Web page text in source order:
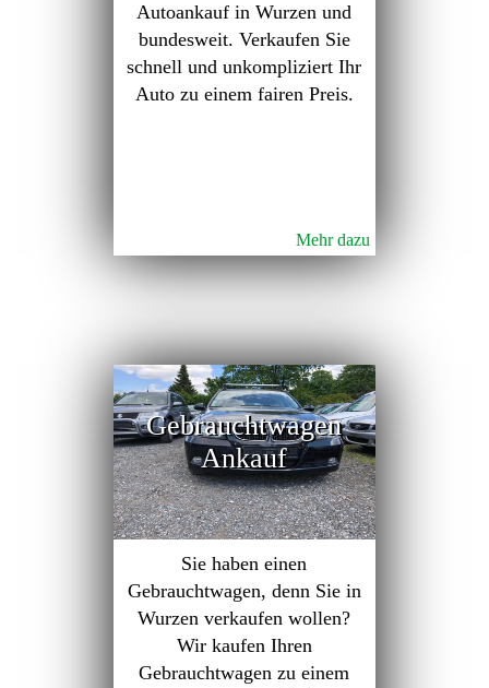
Autoankauf in Wurzen und
bundesweit. Verkaufen Sie
schnell und unkompliziert Ihr
Auto zu einem fairen Preis.
Mehr dazu
Gebrauchtwagen
Ankauf
Sie haben einen
Gebrauchtwagen, denn Sie in
Wurzen verkaufen wollen?
Wir kaufen Ihren
Gebrauchtwagen zu einem